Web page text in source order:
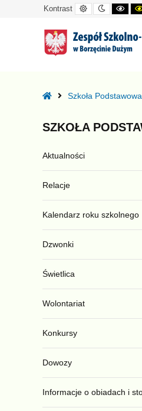
ZAKOŃCZENIE
Kontrast
Kontrast
domyślny
Tryb
nocny
HomeSzkoła Podstawowa
SZKOŁA
Aktualności
Relacje
Kalendarz roku szkolnego
Dzwonki
Świetlica
Wolontariat
Konkursy
Dowozy
Informacje o obiadach i